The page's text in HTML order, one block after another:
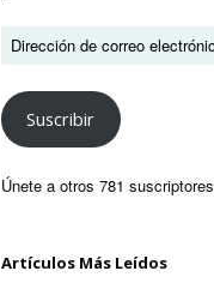
Suscribir
Únete a otros 781 suscriptores
Artículos Más Leídos